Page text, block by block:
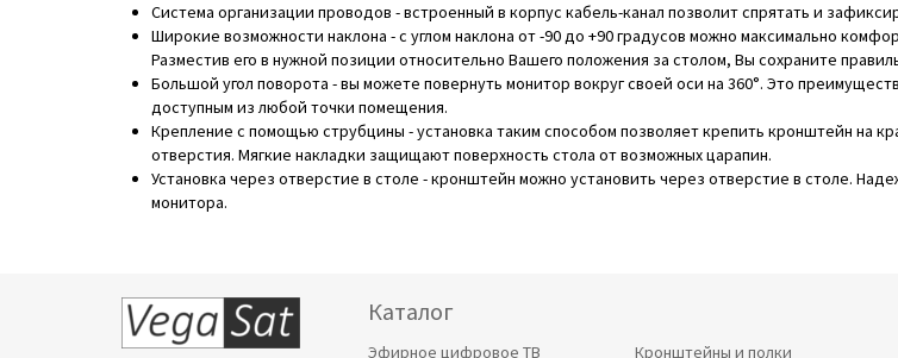
Система организации проводов - встроенный в корпус кабель-канал позволит спрятать и
Широкие возможности наклона - с углом наклона от -90 до +90 градусов можно максимально
Разместив его в нужной позиции относительно Вашего положения за столом, Вы сохраните
Большой угол поворота - вы можете повернуть монитор вокруг своей оси на 360°. Это
доступным из любой точки помещения.
Крепление с помощью струбцины - установка таким способом позволяет крепить кронштейн на
отверстия. Мягкие накладки защищают поверхность стола от возможных царапин.
Установка через отверстие в столе - кронштейн можно установить через отверстие в столе.
монитора.
Каталог
Эфирное цифровое ТВ Кронштейны и полки